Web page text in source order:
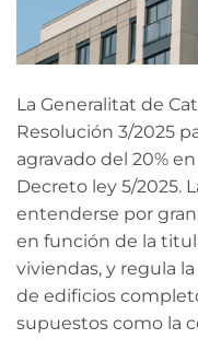
La Generalitat de
Resolución 3/2025
agravado del 20%
Decreto ley 5/2025.
entenderse por
en función de la
viviendas, y regula
de edificios
supuestos como la